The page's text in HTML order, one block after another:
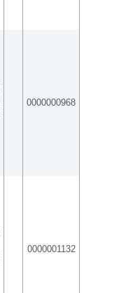
0000000968
0000001132